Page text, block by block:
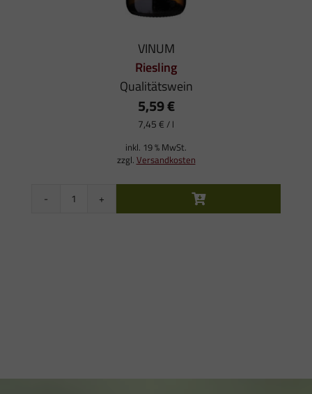
Nur Angebote anzeigen
Nur verfügbare Produkte anzeigen
VINUM
Riesling
Qualitätswein
5,59€
7,45€ / l
inkl. 19 % MwSt.
zzgl. Versandkosten
2024